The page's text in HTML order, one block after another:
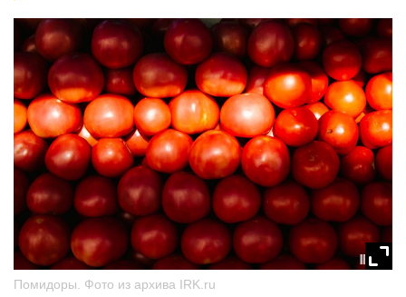
Помидоры. Фото из архива IRK.ru